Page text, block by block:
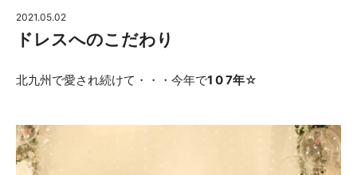
CEREMONY
RECEPTION
WAKON 和婚
2021.05.02
ドレスへのこだわり
北九州で愛され続けて・・・今年で1 0 7年☆